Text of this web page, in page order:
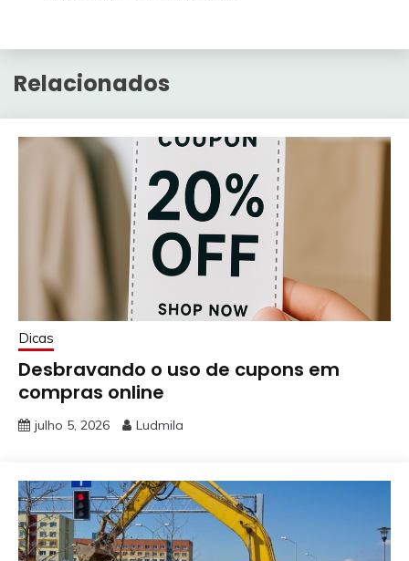
Relacionados
Dicas
Desbravando o uso de cupons em
compras online
julho 5, 2026 Ludmila